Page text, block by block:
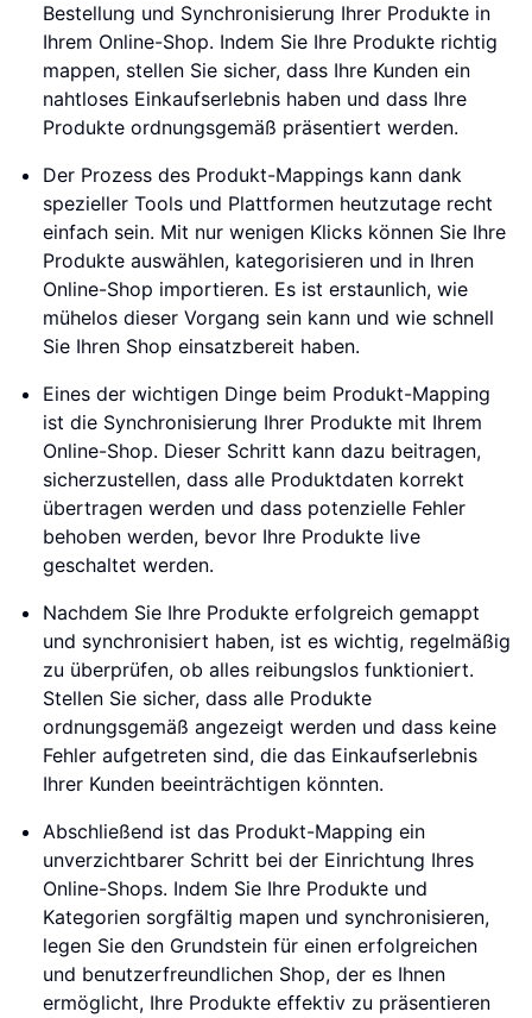
Bestellung und Synchronisierung Ihrer Produkte in
Ihrem Online-Shop. Indem Sie Ihre Produkte richtig
mappen, stellen Sie sicher, dass Ihre Kunden ein
nahtloses Einkaufserlebnis haben und dass Ihre
Produkte ordnungsgemäß präsentiert werden.
Der Prozess des Produkt-Mappings kann dank
spezieller Tools und Plattformen heutzutage recht
einfach sein. Mit nur wenigen Klicks können Sie Ihre
Produkte auswählen, kategorisieren und in Ihren
Online-Shop importieren. Es ist erstaunlich, wie
mühelos dieser Vorgang sein kann und wie schnell
Sie Ihren Shop einsatzbereit haben.
Eines der wichtigen Dinge beim Produkt-Mapping
ist die Synchronisierung Ihrer Produkte mit Ihrem
Online-Shop. Dieser Schritt kann dazu beitragen,
sicherzustellen, dass alle Produktdaten korrekt
übertragen werden und dass potenzielle Fehler
behoben werden, bevor Ihre Produkte live
geschaltet werden.
Nachdem Sie Ihre Produkte erfolgreich gemappt
und synchronisiert haben, ist es wichtig, regelmäßig
zu überprüfen, ob alles reibungslos funktioniert.
Stellen Sie sicher, dass alle Produkte
ordnungsgemäß angezeigt werden und dass keine
Fehler aufgetreten sind, die das Einkaufserlebnis
Ihrer Kunden beeinträchtigen könnten.
Abschließend ist das Produkt-Mapping ein
unverzichtbarer Schritt bei der Einrichtung Ihres
Online-Shops. Indem Sie Ihre Produkte und
Kategorien sorgfältig mapen und synchronisieren,
legen Sie den Grundstein für einen erfolgreichen
und benutzerfreundlichen Shop, der es Ihnen
ermöglicht, Ihre Produkte effektiv zu präsentieren